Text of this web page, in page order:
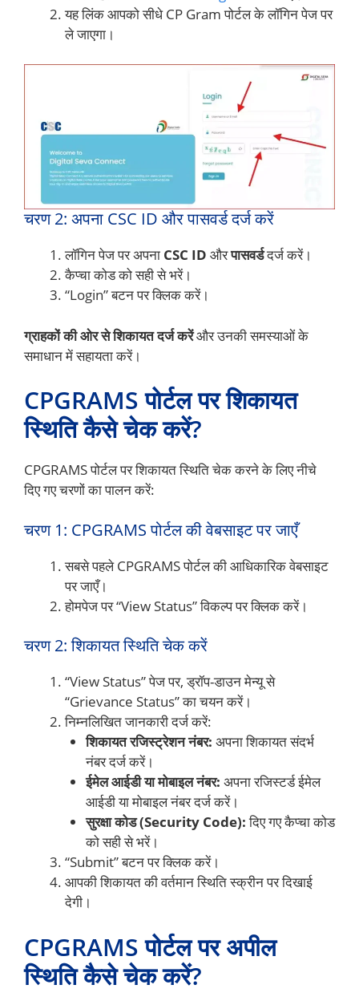
यह लिंक आपको सीधे CP Gram पोर्टल के लॉगिन पेज पर
ले जाएगा।
चरण 2: अपना CSC ID और पासवर्ड दर्ज करें
लॉगिन पेज पर अपना CSC ID औरपासवर्डदर्ज करें।
कैप्चा कोड को सही से भरें।
“Login” बटन पर क्लिक करें।
ग्राहकों की ओर से शिकायत दर्ज करेंऔर उनकी समस्याओं के
समाधान में सहायता करें।
CPGRAMS पोर्टल पर शिकायत
स्थिति कैसे चेक करें?
CPGRAMS पोर्टल पर शिकायत स्थिति चेक करने के लिए नीचे
दिए गए चरणों का पालन करें:
चरण 1: CPGRAMS पोर्टल की वेबसाइट पर जाएँ
सबसे पहले CPGRAMS पोर्टल की आधिकारिक वेबसाइट
पर जाएँ।
होमपेज पर “View Status” विकल्प पर क्लिक करें।
चरण 2: शिकायत स्थिति चेक करें
“View Status” पेज पर, ड्रॉप-डाउन मेन्यू से
“Grievance Status” का चयन करें।
निम्नलिखित जानकारी दर्ज करें:
शिकायत रजिस्ट्रेशन नंबर: अपना शिकायत संदर्भ
नंबर दर्ज करें।
ईमेल आईडी या मोबाइल नंबर: अपना रजिस्टर्ड ईमेल
आईडी या मोबाइल नंबर दर्ज करें।
सुरक्षा कोड (Security Code):दिए गए कैप्चा कोड
को सही से भरें।
“Submit” बटन पर क्लिक करें।
आपकी शिकायत की वर्तमान स्थिति स्क्रीन पर दिखाई
देगी।
CPGRAMS पोर्टल पर अपील
स्थिति कैसे चेक करें?